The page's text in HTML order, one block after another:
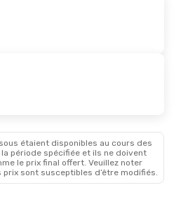
étaient disponibles au cours des
période spécifiée et ils ne doivent
le prix final offert. Veuillez noter
sont susceptibles d’être modifiés.